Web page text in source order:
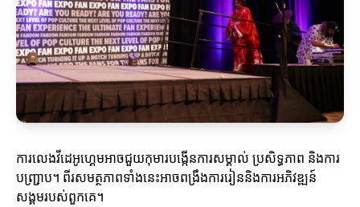
ការលេងវីដេអូហ្គេមអាចជួយកុមារបង្កើនការសម្គាល់ ប្រសិទ្ធភាព និងការ
បញ្ជ្រាប។ ពីរសមត្ថភាពទាំងនេះអាចពង្រឹងការរៀននិងការអភិវឌ្ឍន៍
សង្គមរបស់ពួកគេ។